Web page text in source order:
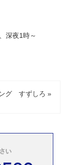
深夜1時～
グ すずしろ »